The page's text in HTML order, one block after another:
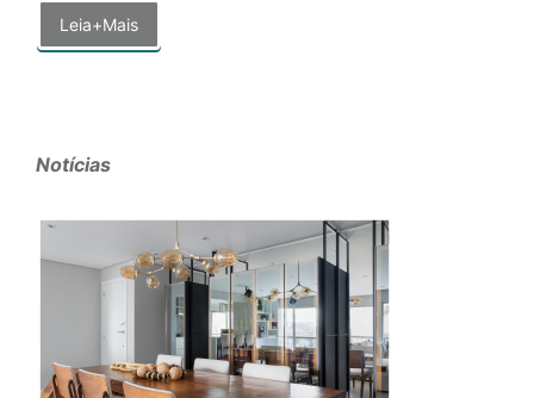
Leia+Mais
Notícias